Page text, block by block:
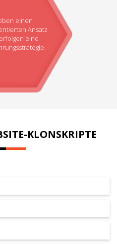
einen
Ansatz
eine
KLONSKRIPTE